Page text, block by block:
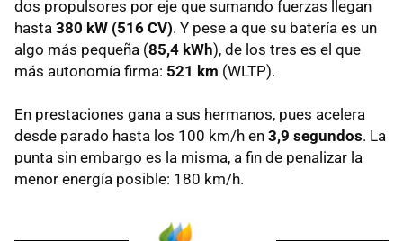
dos propulsores por eje que sumando fuerzas llegan
hasta 380 kW (516 CV). Y pese a que su batería es un
algo más pequeña (85,4 kWh), de los tres es el que
más autonomía firma: 521 km (WLTP).
En prestaciones gana a sus hermanos, pues acelera
desde parado hasta los 100 km/h en 3,9 segundos. La
punta sin embargo es la misma, a fin de penalizar la
menor energía posible: 180 km/h.